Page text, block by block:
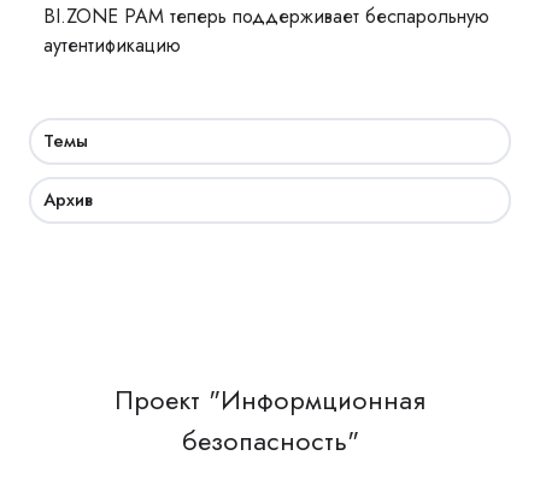
BI.ZONE PAM теперь поддерживает беспарольную
аутентификацию
Темы
Архив
Проект "Информционная
безопасность"